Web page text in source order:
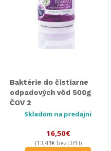
Baktérie do čistiarne
odpadových vôd 500g
ČOV 2
Skladom na predajni
16,50€
(13,41€bez DPH)